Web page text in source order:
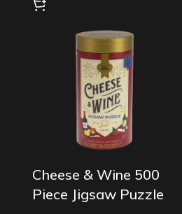
Cheese & Wine 500
Piece Jigsaw Puzzle